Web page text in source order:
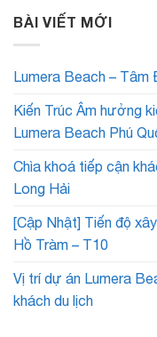
BÀI VIẾT MỚI
Lumera Beach –
Kiến Trúc Âm hưởng
Lumera Beach Phú
Chìa khoá tiếp cận
Long Hải
[Cập Nhật] Tiến độ
Hồ Tràm – T10
Vị trí dự án Lumera
khách du lịch